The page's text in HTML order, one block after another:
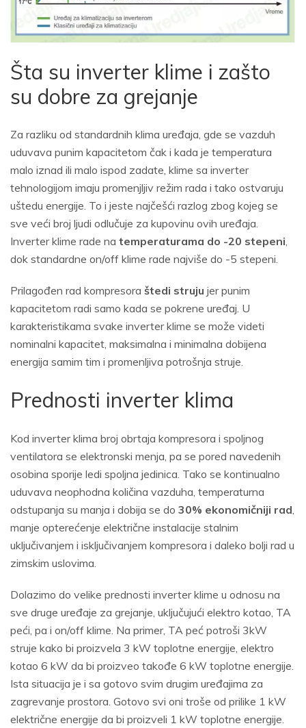
Šta su inverter klime i zašto
su dobre za grejanje
Za razliku od standardnih klima uređaja, gde se vazduh
uduvava punim kapacitetom čak i kada je temperatura
malo iznad ili malo ispod zadate, klime sa inverter
tehnologijom imaju promenjljiv režim rada i tako ostvaruju
uštedu energije. To i jeste najčešći razlog zbog kojeg se
sve veći broj ljudi odlučuje za kupovinu ovih uređaja.
Inverter klime rade na temperaturama do -20 stepeni,
dok standardne on/off klime rade najviše do -5 stepeni.
Prilagođen rad kompresora štedi struju jer punim
kapacitetom radi samo kada se pokrene uređaj. U
karakteristikama svake inverter klime se može videti
nominalni kapacitet, maksimalna i minimalna dobijena
energija samim tim i promenljiva potrošnja struje.
Prednosti inverter klima
Kod inverter klima broj obrtaja kompresora i spoljnog
ventilatora se elektronski menja, pa se pored navedenih
osobina sporije ledi spoljna jedinica. Tako se kontinualno
uduvava neophodna količina vazduha, temperaturna
odstupanja su manja i dobija se do 30% ekonomičniji rad,
manje opterećenje električne instalacije stalnim
uključivanjem i isključivanjem kompresora i daleko bolji rad u
zimskim uslovima.
Dolazimo do velike prednosti inverter klime u odnosu na
sve druge uređaje za grejanje, uključujući elektro kotao, TA
peći, pa i on/off klime. Na primer, TA peć potroši 3kW
struje kako bi proizvela 3 kW toplotne energije, elektro
kotao 6 kW da bi proizveo takođe 6 kW toplotne energije.
Ista situacija je i sa gotovo svim drugim uređajima za
zagrevanje prostora. Gotovo svi oni troše od prilike 1 kW
električne energije da bi proizveli 1 kW toplotne energije.